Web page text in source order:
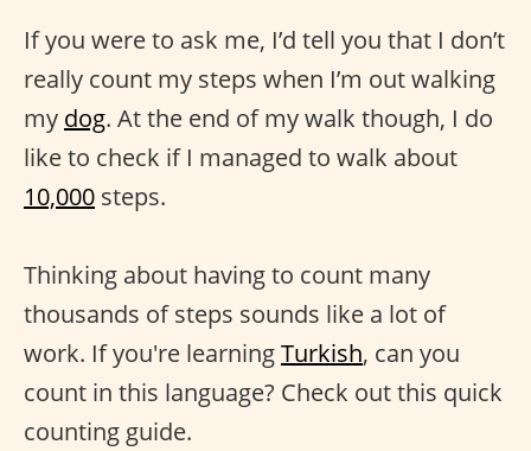
If you were to ask me, I’d tell you that I don’t
really count my steps when I’m out walking
my dog. At the end of my walk though, I do
like to check if I managed to walk about
10,000 steps.
Thinking about having to count many
thousands of steps sounds like a lot of
work. If you're learningTurkish, can you
count in this language? Check out this quick
counting guide.